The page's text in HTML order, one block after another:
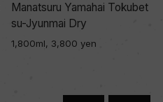
Manatsuru Yamahai Tokubet
su-Jyunmai Dry
1,800ml, 3,800 yen